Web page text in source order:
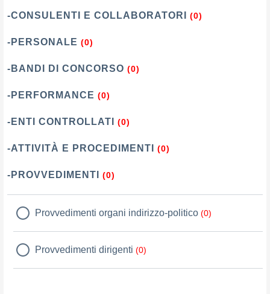
-CONSULENTI E COLLABORATORI (0)
-PERSONALE (0)
-BANDI DI CONCORSO (0)
-PERFORMANCE (0)
-ENTI CONTROLLATI (0)
-ATTIVITÀ E PROCEDIMENTI (0)
-PROVVEDIMENTI (0)
Provvedimenti organi indirizzo-politico (0)
Provvedimenti dirigenti (0)